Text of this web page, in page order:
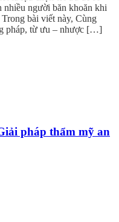
người băn khoăn khi
bài viết này, Cùng
pháp, từ ưu – nhược […]
pháp thẩm mỹ an